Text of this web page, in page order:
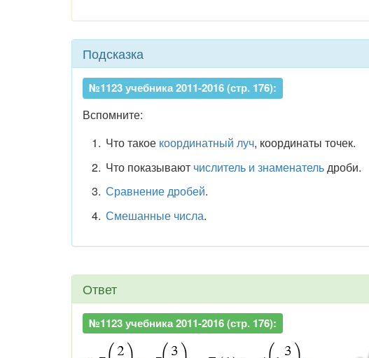
Подсказка
№1123 учебника 2011-2016 (стр. 176):
Вспомните:
Что такое координатный луч, координаты точек.
Что показывают числитель и знаменательдроби.
Сравнение дробей.
Смешанные числа.
Ответ
№1123 учебника 2011-2016 (стр. 176):